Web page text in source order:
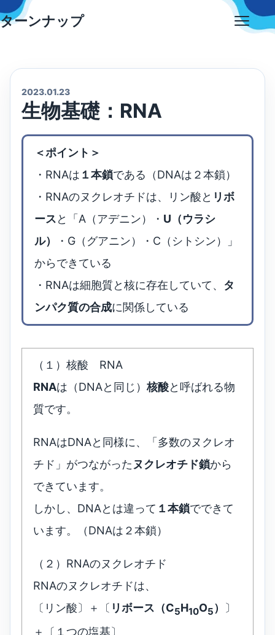
Skip
to
ターンナップ
2023.01.23
生物基礎：RNA
＜ポイント＞
・RNAは １本鎖である（DNAは２本鎖）
・RNAのヌクレオチドは、リン酸と リボ
ースと「A（アデニン）・ U（ウラシ
ル）
・G（グアニン）・C（シトシン）」
からできている
・RNAは細胞質と核に存在していて、 タ
ンパク質の合成に関係している
（１）核酸 RNA
RNAは（DNAと同じ）核酸と呼ばれる物
質です。
RNAはDNAと同様に、「多数のヌクレオ
チド」がつながった ヌクレオチド鎖から
できています。
しかし、DNAとは違って １本鎖でできて
います。（DNAは２本鎖）
（２）RNAのヌクレオチド
RNAのヌクレオチドは、
〔リン酸〕＋〔 リボース（C5H10O5） 〕
＋〔１つの塩基〕